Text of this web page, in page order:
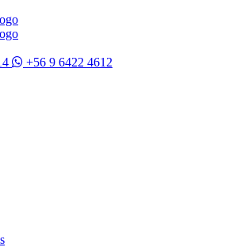
+56 9 6422 4612